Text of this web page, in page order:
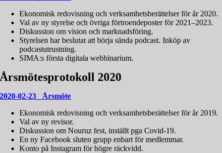
Ekonomisk redovisning och verksamhetsberättelser för år 2020.
Val av ny styrelse och övriga förtroendeposter för 2021–2023.
Diskussion om vision och marknadsföring.
Styrelsen har beslutat att börja sända podcast. Inköp av
podcastutrustning.
SIMA:s första digitala webbinarium.
Årsmötesprotokoll 2020
2020-02-23_ Årsmöte
Ekonomisk redovisning och verksamhetsberättelser för år 2019.
Val av ny revisor.
Diskussion om Nouruz fest, inställt pga Covid-19.
En ny Facebook sluten grupp enbart för medlemmar.
Konto på Instagram för högre räckvidd.